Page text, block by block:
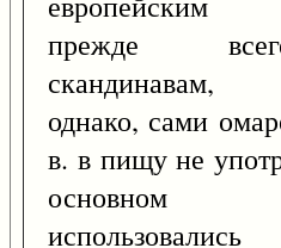
прежде
скандинавам,
однако, сами
в. в пищу не
основном